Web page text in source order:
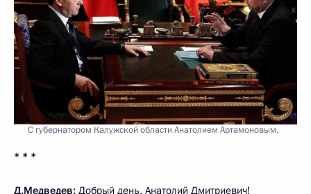
C губернатором Калужской области Анатолием Артамоновым.
* * *
Д.Медведев: Добрый день, Анатолий Дмитриевич!